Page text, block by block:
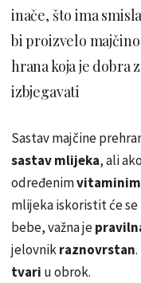
inače, što ima
bi proizvelo majčino
hrana koja je dobra
izbjegavati
Sastav majčine
sastav mlijeka, ali
određenim
mlijeka iskoristit će se
bebe, važna je
jelovnikraznovrstan
tvari u obrok.